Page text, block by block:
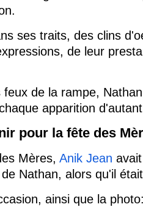
ses traits, des clins
de leur
de la rampe,
apparition
pour la fête des
Mères, Anik Jean
Nathan, alors qu'il
ainsi que la photo: